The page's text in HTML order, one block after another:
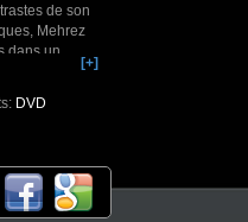
de son
Mehrez
dans un
dans ses
et
[+]
DVD